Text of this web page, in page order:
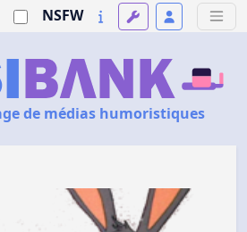
NSFW
de médias humoristiques